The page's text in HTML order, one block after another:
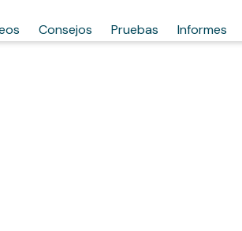
Consejos Pruebas Informes